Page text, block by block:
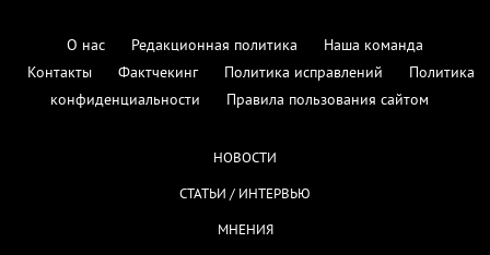
О нас Редакционная политика
Наша команда
Контакты
Фактчекинг Политика исправлений
Политика
конфиденциальности
Правила пользования сайтом
НОВОСТИ
СТАТЬИ / ИНТЕРВЬЮ
МНЕНИЯ